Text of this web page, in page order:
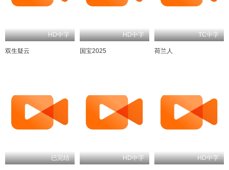
HD中字
双生疑云
HD中字
国宝2025
TC中字
荷兰人
已完结 HD中字 HD中字